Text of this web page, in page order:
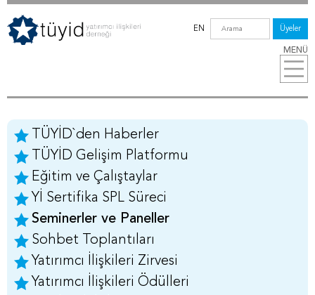
MENÜ
EN Üyeler
TÜYİD`den Haberler
TÜYİD Gelişim Platformu
Eğitim ve Çalıştaylar
Yİ Sertifika SPL Süreci
Seminerler ve Paneller
Sohbet Toplantıları
Yatırımcı İlişkileri Zirvesi
Yatırımcı İlişkileri Ödülleri